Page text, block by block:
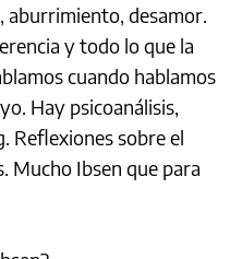
aburrimiento, desamor.
y todo lo que la
cuando hablamos
Hay psicoanálisis,
Reflexiones sobre el
Mucho Ibsen que para